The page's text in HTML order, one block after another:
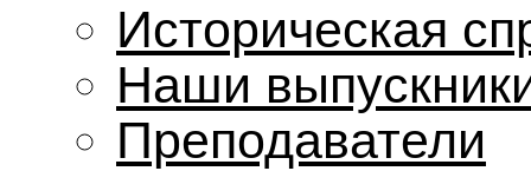
Историческая
Наши
Преподаватели